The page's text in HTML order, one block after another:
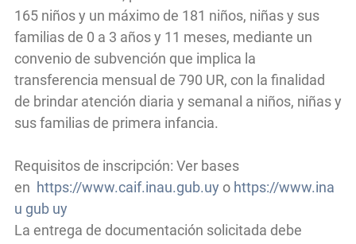
165 niños y un máximo de 181 niños, niñas y sus
familias de 0 a 3 años y 11 meses, mediante un
convenio de subvención que implica la
transferencia mensual de 790 UR, con la finalidad
de brindar atención diaria y semanal a niños, niñas y
sus familias de primera infancia.
Requisitos de inscripción: Ver bases
en https://www.caif.inau.gub.uy o https://www.ina
u gub uy
La entrega de documentación solicitada debe